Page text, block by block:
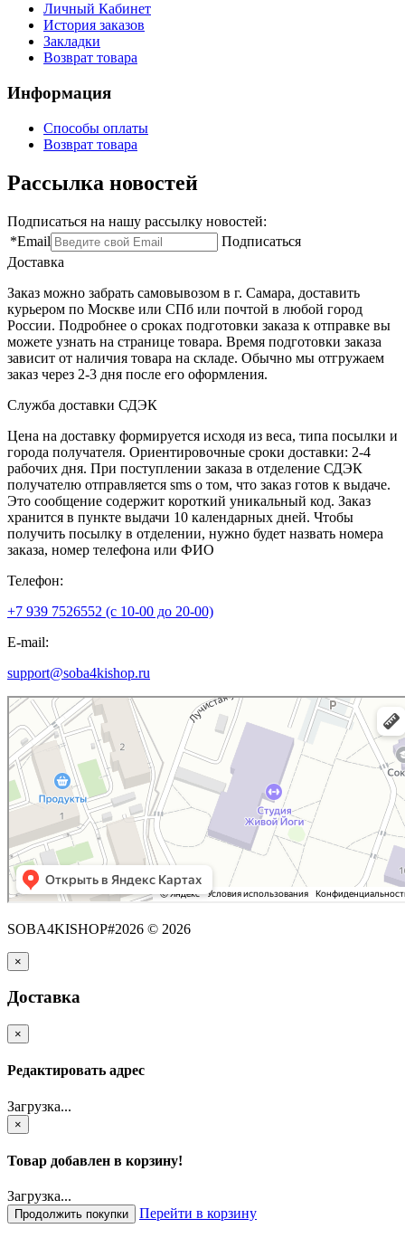
Личный Кабинет
История заказов
Закладки
Возврат товара
Информация
Способы оплаты
Возврат товара
Рассылка новостей
Подписаться на нашу рассылку новостей:
*Email
Подписаться
Доставка
Заказ можно забрать самовывозом в г. Самара, доставить
курьером по Москве или СПб или почтой в любой город
России. Подробнее о сроках подготовки заказа к отправке вы
можете узнать на странице товара. Время подготовки заказа
зависит от наличия товара на складе. Обычно мы отгружаем
заказ через 2-3 дня после его оформления.
Служба доставки СДЭК
Цена на доставку формируется исходя из веса, типа посылки и
города получателя. Ориентировочные сроки доставки: 2-4
рабочих дня. При поступлении заказа в отделение СДЭК
получателю отправляется sms о том, что заказ готов к выдаче.
Это сообщение содержит короткий уникальный код. Заказ
хранится в пункте выдачи 10 календарных дней. Чтобы
получить посылку в отделении, нужно будет назвать номера
заказа, номер телефона или ФИО
Телефон:
+7 939 7526552 (с 10-00 до 20-00)
E-mail:
support@soba4kishop.ru
SOBA4KISHOP#2026 © 2026
×
Доставка
×
Редактировать адрес
Загрузка...
×
Товар добавлен в корзину!
Загрузка...
Продолжить покупки Перейти в корзину